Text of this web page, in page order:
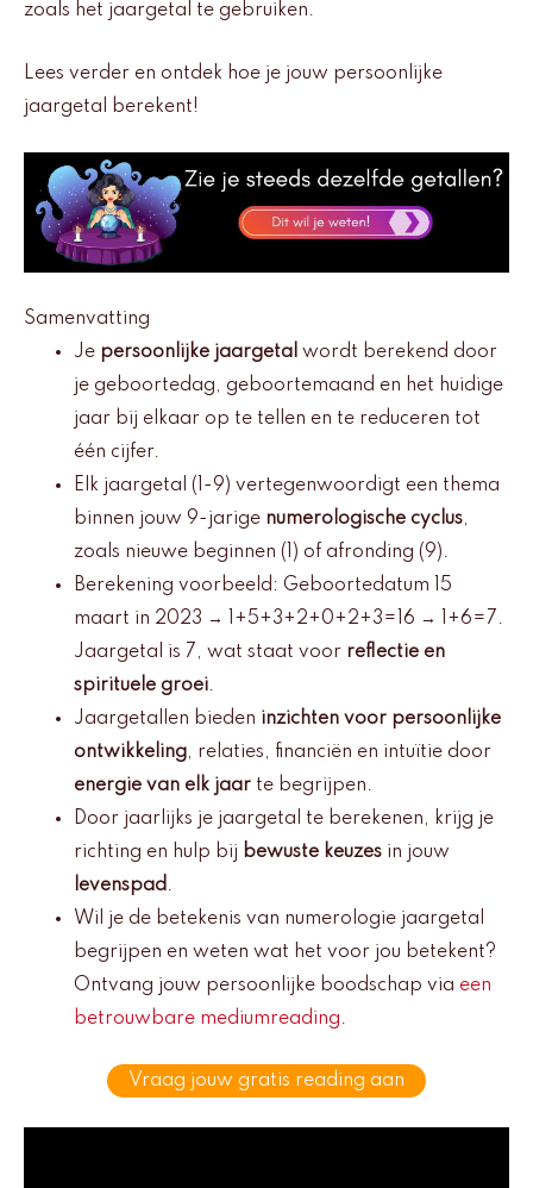
zoals het jaargetal te gebruiken.
Lees verder en ontdek hoe je jouw persoonlijke
jaargetal berekent!
Samenvatting
Je persoonlijke jaargetal wordt berekend door
je geboortedag, geboortemaand en het huidige
jaar bij elkaar op te tellen en te reduceren tot
één cijfer.
Elk jaargetal (1-9) vertegenwoordigt een thema
binnen jouw 9-jarige numerologische cyclus,
zoals nieuwe beginnen (1) of afronding (9).
Berekening voorbeeld: Geboortedatum 15
maart in 2023 → 1+5+3+2+0+2+3=16 → 1+6=7.
Jaargetal is 7, wat staat voor reflectie en
spirituele groei.
Jaargetallen bieden inzichten voor persoonlijke
ontwikkeling, relaties, financiën en intuïtie door
energie van elk jaar te begrijpen.
Door jaarlijks je jaargetal te berekenen, krijg je
richting en hulp bij bewuste keuzes in jouw
levenspad .
Wil je de betekenis van numerologie jaargetal
begrijpen en weten wat het voor jou betekent?
Ontvang jouw persoonlijke boodschap via een
betrouwbare mediumreading.
Vraag jouw gratis reading aan